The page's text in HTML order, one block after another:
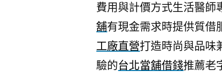
費用與計價方式生活醫師
舖有現金需求時提供質借
工廠直營打造時尚與品味
驗的台北當舖借錢推薦老